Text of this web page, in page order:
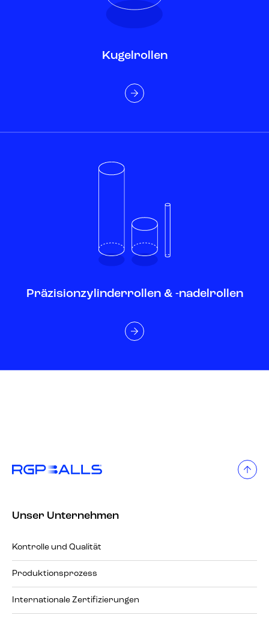
Kugelrollen
Präzisionzylinderrollen & -nadelrollen
Unser Unternehmen
Kontrolle und Qualität
Produktionsprozess
Internationale Zertifizierungen